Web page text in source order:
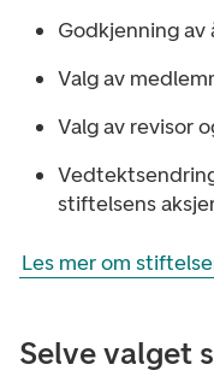
Godkjenning av
Valg av
Valg av revisor
stiftelsens
Les mer om
Selve valget